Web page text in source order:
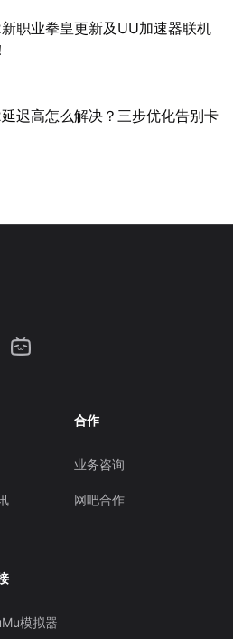
职业拳皇更新及UU加速器联机
迟高怎么解决？三步优化告别卡
合作
业务咨询
网吧合作
模拟器